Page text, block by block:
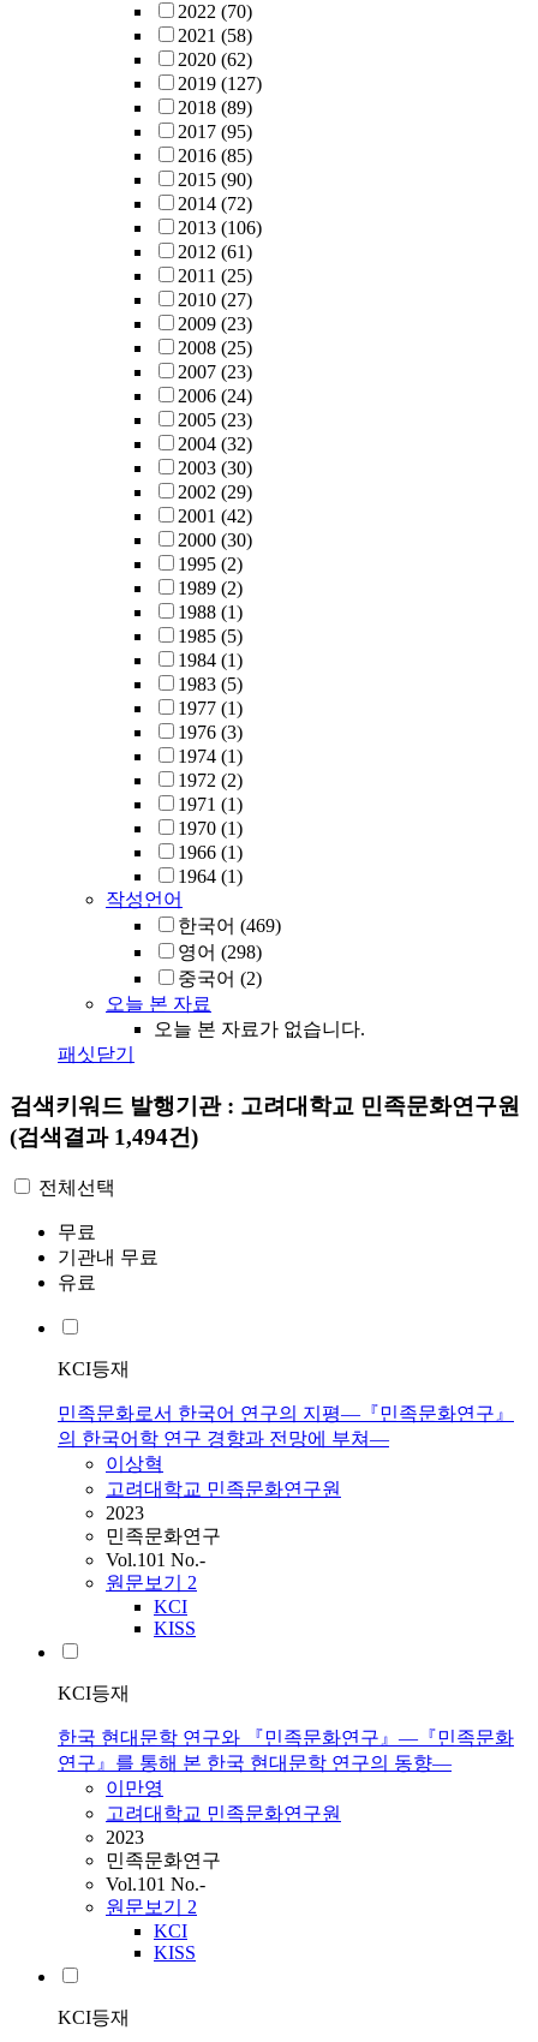
2022 (70)
2021 (58)
2020 (62)
2019 (127)
2018 (89)
2017 (95)
2016 (85)
2015 (90)
2014 (72)
2013 (106)
2012 (61)
2011 (25)
2010 (27)
2009 (23)
2008 (25)
2007 (23)
2006 (24)
2005 (23)
2004 (32)
2003 (30)
2002 (29)
2001 (42)
2000 (30)
1995 (2)
1989 (2)
1988 (1)
1985 (5)
1984 (1)
1983 (5)
1977 (1)
1976 (3)
1974 (1)
1972 (2)
1971 (1)
1970 (1)
1966 (1)
1964 (1)
작성언어
한국어 (469)
영어 (298)
중국어 (2)
오늘 본 자료
오늘 본 자료가 없습니다.
패싯닫기
검색키워드 발행기관 : 고려대학교 민족문화연구원
(검색결과 1,494건)
전체선택
무료
기관내 무료
유료
KCI등재
민족문화로서 한국어 연구의 지평—『민족문화연구』
의 한국어학 연구 경향과 전망에 부쳐—
이상혁
고려대학교 민족문화연구원
2023
민족문화연구
Vol.101 No.-
원문보기 2
KCI
KISS
KCI등재
한국 현대문학 연구와 『민족문화연구』—『민족문화
연구』를 통해 본 한국 현대문학 연구의 동향—
이만영
고려대학교 민족문화연구원
2023
민족문화연구
Vol.101 No.-
원문보기 2
KCI
KISS
KCI등재